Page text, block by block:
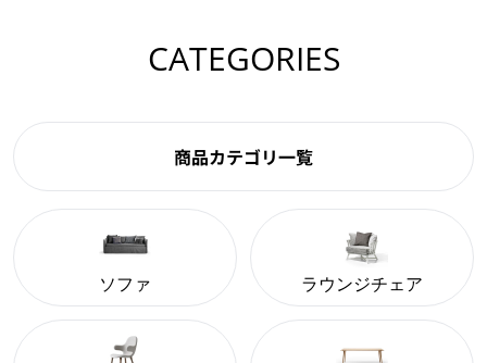
CATEGORIES
商品カテゴリ一覧
ソファ ラウンジチェア